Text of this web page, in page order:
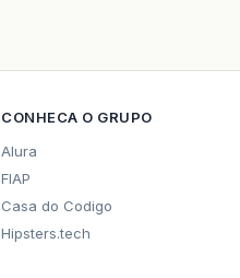
CONHECA O GRUPO
Alura
FIAP
Casa do Codigo
Hipsters.tech